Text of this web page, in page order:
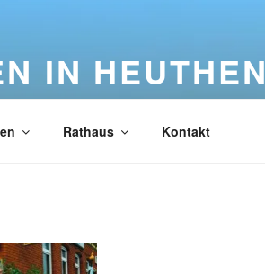
IN HEUTHEN
Rathaus Kontakt